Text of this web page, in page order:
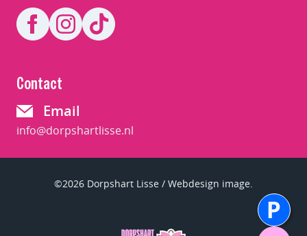
Contact
Email
info@dorpshartlisse.nl
©2026 Dorpshart Lisse / Webdesign image.